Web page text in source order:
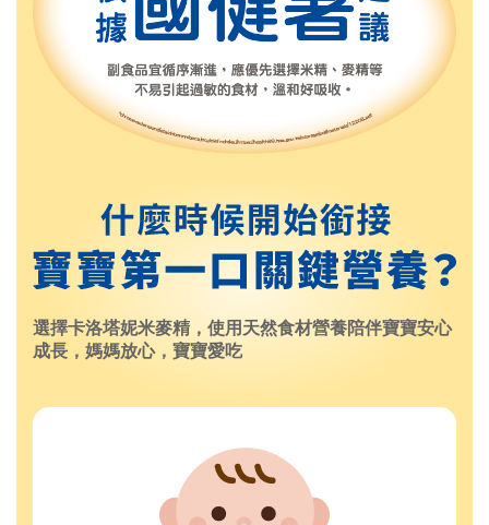
選擇卡洛塔妮米麥精，使用天然食材營養陪伴寶寶安心
成長，媽媽放心，寶寶愛吃